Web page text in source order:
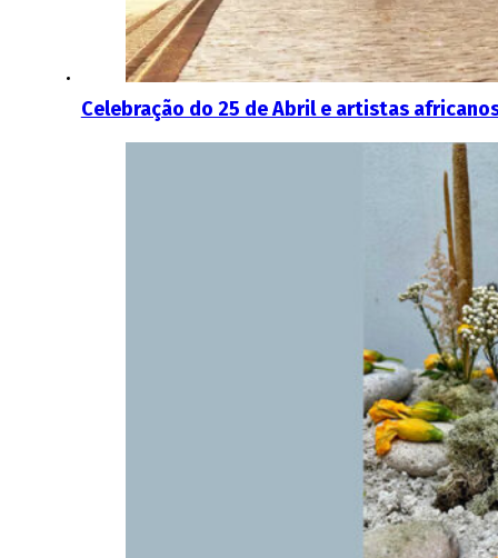
Celebração do 25 de Abril e artistas